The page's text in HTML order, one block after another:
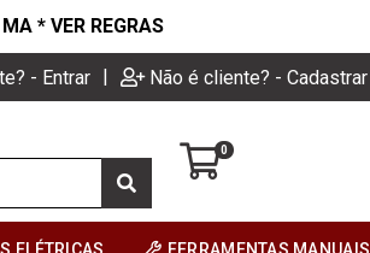
* VER REGRAS
- Entrar | Não é cliente? - Cadastrar
0